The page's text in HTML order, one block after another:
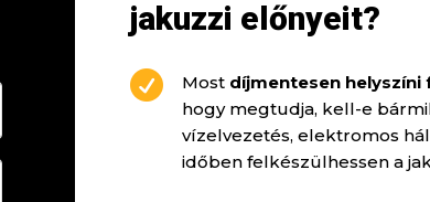
jakuzzi előnyeit?
 Most díjmentesen helyszíni
hogy megtudja, kell-e
vízelvezetés, elektromos
időben felkészülhessen a